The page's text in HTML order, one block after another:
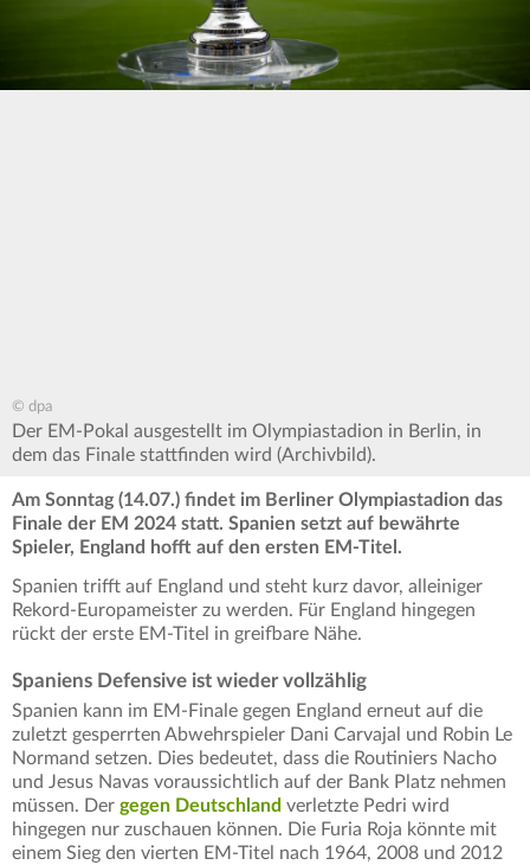
© dpa
Der EM-Pokal ausgestellt im Olympiastadion in Berlin, in
dem das Finale stattfinden wird (Archivbild).
Am Sonntag (14.07.) findet im Berliner Olympiastadion das
Finale der EM 2024 statt. Spanien setzt auf bewährte
Spieler, England hofft auf den ersten EM-Titel.
Spanien trifft auf England und steht kurz davor, alleiniger
Rekord-Europameister zu werden. Für England hingegen
rückt der erste EM-Titel in greifbare Nähe.
Spaniens Defensive ist wieder vollzählig
Spanien kann im EM-Finale gegen England erneut auf die
zuletzt gesperrten Abwehrspieler Dani Carvajal und Robin Le
Normand setzen. Dies bedeutet, dass die Routiniers Nacho
und Jesus Navas voraussichtlich auf der Bank Platz nehmen
müssen. Der gegen Deutschland verletzte Pedri wird
hingegen nur zuschauen können. Die Furia Roja könnte mit
einem Sieg den vierten EM-Titel nach 1964, 2008 und 2012